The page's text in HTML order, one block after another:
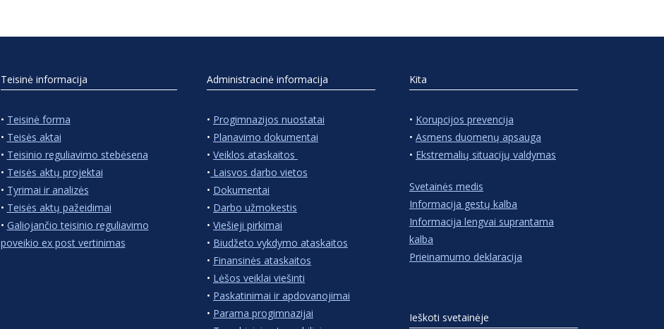
Teisinė informacija
• Teisinė forma
• Teisės aktai
• Teisinio reguliavimo stebėsena
• Teisės aktų projektai
• Tyrimai ir analizės
• Teisės aktų pažeidimai
• Galiojančio teisinio reguliavimo
poveikio ex post vertinimas
Administracinė informacija
• Progimnazijos nuostatai
• Planavimo dokumentai
• Veiklos ataskaitos
• Laisvos darbo vietos
• Dokumentai
• Darbo užmokestis
• Viešieji pirkimai
• Biudžeto vykdymo ataskaitos
• Finansinės ataskaitos
• Lėšos veiklai viešinti
• Paskatinimai ir apdovanojimai
• Parama progimnazijai
Kita
• Korupcijos prevencija
• Asmens duomenų apsauga
• Ekstremalių situacijų valdymas
Svetainės medis
Informacija gestų kalba
Informacija lengvai suprantama
kalba
Prieinamumo deklaracija
Ieškoti svetainėje